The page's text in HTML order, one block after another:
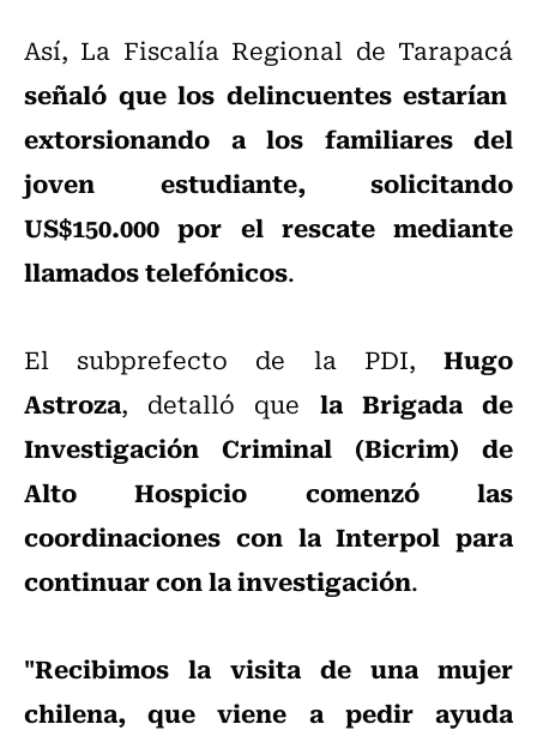
Así, La Fiscalía Regional de Tarapacá
señaló que los delincuentes estarían
extorsionando a los familiares del
joven estudiante, solicitando
US$150.000 por el rescate mediante
llamados telefónicos.
El subprefecto de la PDI, Hugo
Astroza, detalló que la Brigada de
Investigación Criminal (Bicrim) de
Alto Hospicio comenzó las
coordinaciones con la Interpol para
continuar con la investigación.
"Recibimos la visita de una mujer
chilena, que viene a pedir ayuda